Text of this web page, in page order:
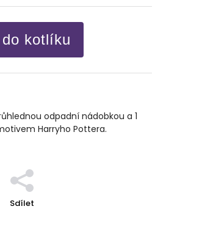
kotlíku
odpadní nádobkou a 1
Harryho Pottera.
Sdílet